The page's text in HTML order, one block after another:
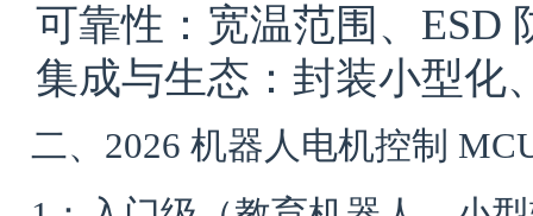
可靠性 ：宽温范围、ESD
集成与生态 ：封装小型
二、2026 机器人电机控制